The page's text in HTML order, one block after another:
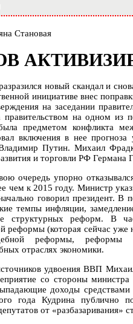
Становая
новый скандал и
инициативе внес
на заседании
правительством на одном из
предметом конфликта
включения в нее
Путин. Михаил
и торговли РФ Германа
очередь упорно
чем к 2015 году. Министр
говорил президент. В
темпы инфляции,
структурных реформ. В
реформы (которая сейчас
реформы, реформы
отраслях экономики.
удвоения ВВП
со стороны
доходы
года Кудрина публично
от «разбазаривания»